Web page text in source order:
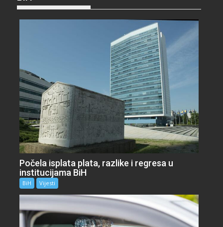
Počela isplata plata, razlike i regresa u
institucijama BiH
BiH Vijesti